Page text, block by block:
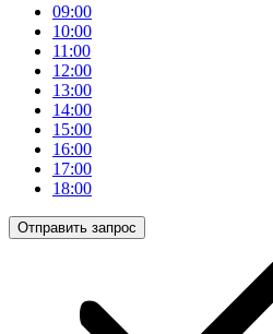
09:00
10:00
11:00
12:00
13:00
14:00
15:00
16:00
17:00
18:00
Отправить запрос